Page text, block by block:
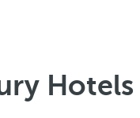
Hotels